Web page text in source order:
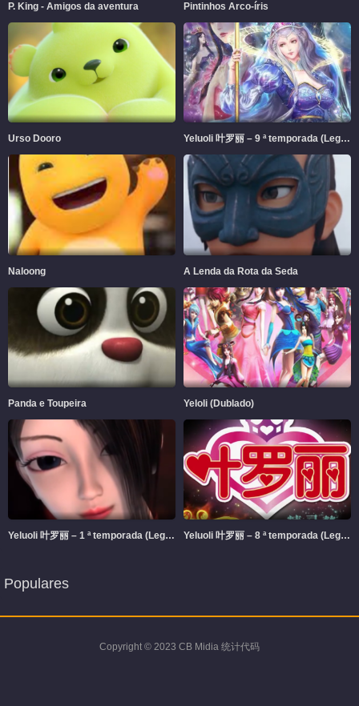
P. King - Amigos da aventura Pintinhos Arco-íris
Urso Dooro Yeluoli 叶罗丽 – 9 ª temporada (Legendado)
Naloong A Lenda da Rota da Seda
Panda e Toupeira Yeloli (Dublado)
Yeluoli 叶罗丽 – 1 ª temporada (Legendado) Yeluoli 叶罗丽 – 8 ª temporada (Legendado)
Populares
Copyright © 2023 CB Midia 统计代码